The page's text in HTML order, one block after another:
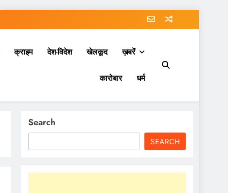
क्राइम देश-विदेश खेलकूद ख़बरें
कारोबार धर्म
Search
SEARCH